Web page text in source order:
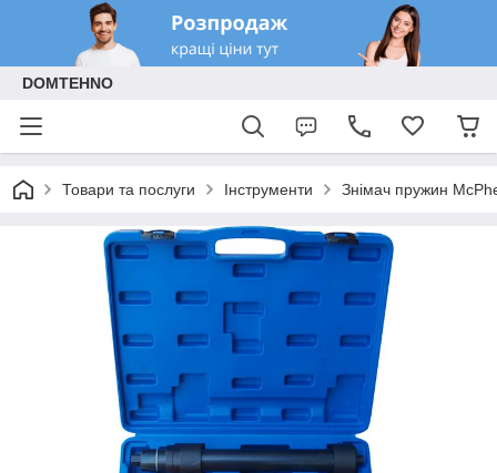
DOMTEHNO
Товари та послуги Інструменти Знімач пружин